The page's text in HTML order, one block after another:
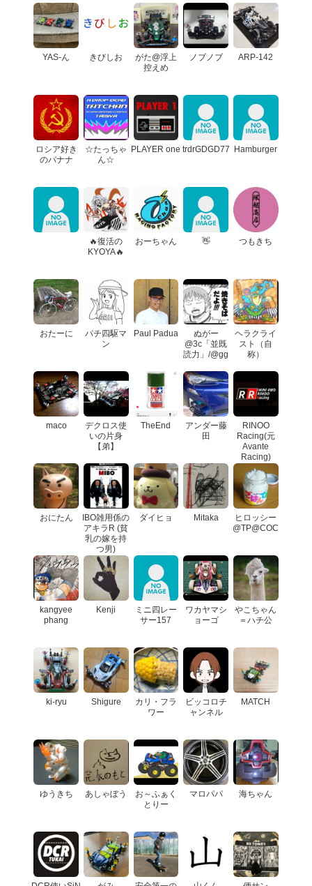
YAS-ん きびしお
がた@浮上
控えめ
ノブノブ ARP-142
ロシア好き
のバナナ
☆たっちゃ
ん☆
PLAYER one trdrGDGD77 Hamburger
🔥復活の
KYOYA🔥
おーちゃん 👋 つもきち
おたーに
パチ四駆マ
ン
Paul Padua
ぬがー
@3c「並既
読力」/@gg
ヘラクライ
スト（自
称）
maco
デクロス使
いの片身
【弟】
TheEnd
アンダー藤
田
RINOO
Racing(元
Avante
Racing)
おにたん
IBO雑用係の
アキラR (貧
乳の嫁を持
つ男)
ダイヒョ Mitaka
ヒロッシー
@TP@COC
kangyee
phang
Kenji
ミニ四レー
サー157
ワカヤマシ
ョーゴ
やこちゃん
＝ハチ公
ki-ryu Shigure
カリ・フラ
ワー
ビッコロチ
ャンネル
MATCH
ゆうきち あしゃぼう
お～ふぁく
とりー
マロパパ 海ちゃん